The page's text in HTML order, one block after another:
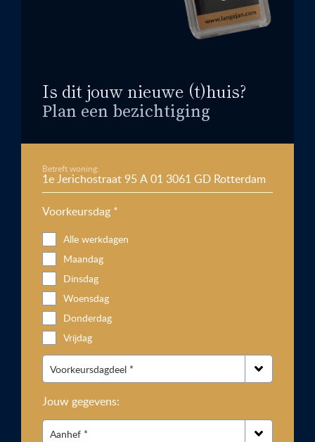
Is dit jouw nieuwe (t)huis?
Plan een bezichtiging
Betreft woning:
Voorkeursdag *
Alle werkdagen
Maandag
Dinsdag
Woensdag
Donderdag
Vrijdag
Jouw gegevens: